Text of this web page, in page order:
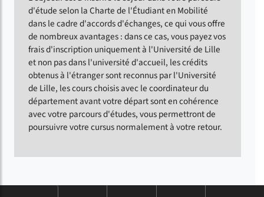
d'étude selon la Charte de l'Étudiant en Mobilité
dans le cadre d'accords d'échanges, ce qui vous offre
de nombreux avantages : dans ce cas, vous payez vos
frais d'inscription uniquement à l'Université de Lille
et non pas dans l'université d'accueil, les crédits
obtenus à l'étranger sont reconnus par l'Université
de Lille, les cours choisis avec le coordinateur du
département avant votre départ sont en cohérence
avec votre parcours d'études, vous permettront de
poursuivre votre cursus normalement à votre retour.